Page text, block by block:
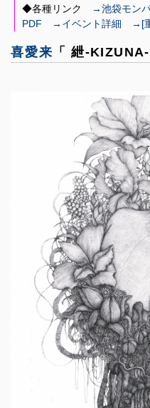
◆各種リンク
→池袋モン
PDF →イベント詳細 →[重
喜愛来 「 紲-